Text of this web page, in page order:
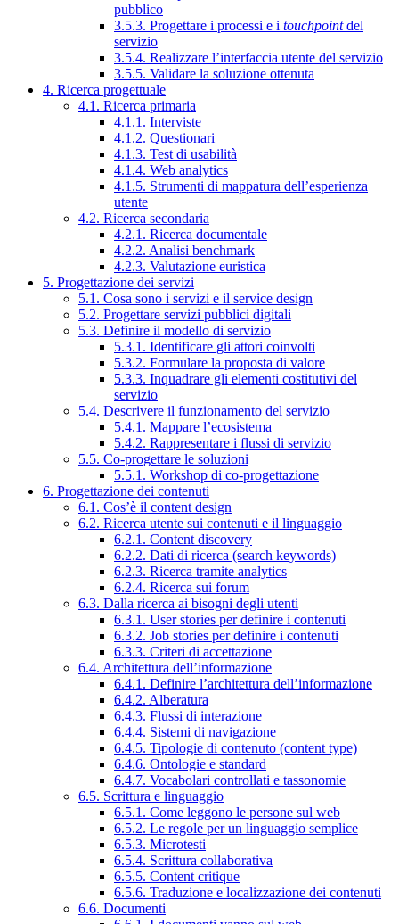
pubblico
3.5.3. Progettare i processi e i touchpointdel
servizio
3.5.4. Realizzare l’interfaccia utente del servizio
3.5.5. Validare la soluzione ottenuta
4. Ricerca progettuale
4.1. Ricerca primaria
4.1.1. Interviste
4.1.2. Questionari
4.1.3. Test di usabilità
4.1.4. Web analytics
4.1.5. Strumenti di mappatura dell’esperienza
utente
4.2. Ricerca secondaria
4.2.1. Ricerca documentale
4.2.2. Analisi benchmark
4.2.3. Valutazione euristica
5. Progettazione dei servizi
5.1. Cosa sono i servizi e il service design
5.2. Progettare servizi pubblici digitali
5.3. Definire il modello di servizio
5.3.1. Identificare gli attori coinvolti
5.3.2. Formulare la proposta di valore
5.3.3. Inquadrare gli elementi costitutivi del
servizio
5.4. Descrivere il funzionamento del servizio
5.4.1. Mappare l’ecosistema
5.4.2. Rappresentare i flussi di servizio
5.5. Co-progettare le soluzioni
5.5.1. Workshop di co-progettazione
6. Progettazione dei contenuti
6.1. Cos’è il content design
6.2. Ricerca utente sui contenuti e il linguaggio
6.2.1. Content discovery
6.2.2. Dati di ricerca (search keywords)
6.2.3. Ricerca tramite analytics
6.2.4. Ricerca sui forum
6.3. Dalla ricerca ai bisogni degli utenti
6.3.1. User stories per definire i contenuti
6.3.2. Job stories per definire i contenuti
6.3.3. Criteri di accettazione
6.4. Architettura dell’informazione
6.4.1. Definire l’architettura dell’informazione
6.4.2. Alberatura
6.4.3. Flussi di interazione
6.4.4. Sistemi di navigazione
6.4.5. Tipologie di contenuto (content type)
6.4.6. Ontologie e standard
6.4.7. Vocabolari controllati e tassonomie
6.5. Scrittura e linguaggio
6.5.1. Come leggono le persone sul web
6.5.2. Le regole per un linguaggio semplice
6.5.3. Microtesti
6.5.4. Scrittura collaborativa
6.5.5. Content critique
6.5.6. Traduzione e localizzazione dei contenuti
6.6. Documenti